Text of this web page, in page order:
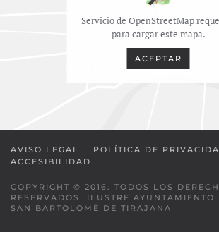
Servicio de OpenStreetMap
para cargar este mapa.
ACEPTAR
AVISO LEGAL
POLÍTICA DE
ACCESIBILIDAD
COPYRIGHT © 2016. TODOS LOS
RESERVADOS. ILUSTRE
SAN BARTOLOMÉ DE TIRAJANA